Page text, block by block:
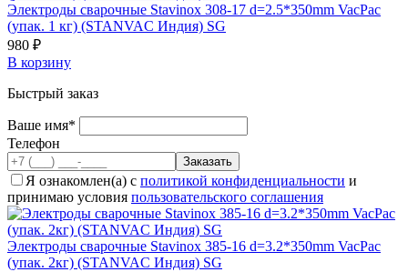
Электроды сварочные Stavinox 308-17 d=2.5*350mm VacPac
(упак. 1 кг) (STANVAC Индия) SG
980 ₽
В корзину
Быстрый заказ
Ваше имя*
Телефон
Я ознакомлен(а) с политикой конфиденциальности и
принимаю условия пользовательского соглашения
Электроды сварочные Stavinox 385-16 d=3.2*350mm VacPac
(упак. 2кг) (STANVAC Индия) SG